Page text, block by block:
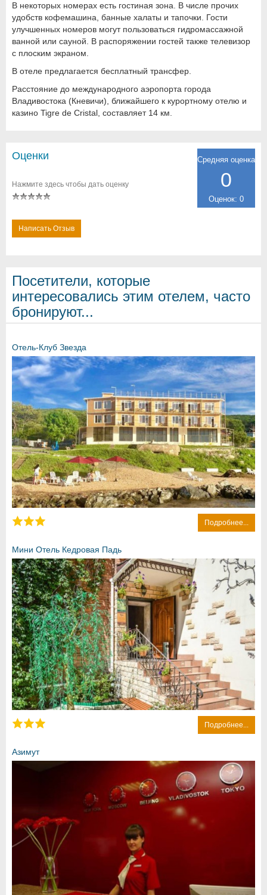
В некоторых номерах есть гостиная зона. В числе прочих
удобств кофемашина, банные халаты и тапочки. Гости
улучшенных номеров могут пользоваться гидромассажной
ванной или сауной. В распоряжении гостей также телевизор
с плоским экраном.
В отеле предлагается бесплатный трансфер.
Расстояние до международного аэропорта города
Владивостока (Кневичи), ближайшего к курортному отелю и
казино Tigre de Cristal, составляет 14 км.
Средняя оценка
0
Оценок: 0
Оценки
Нажмите здесь чтобы дать оценку
Написать Отзыв
Посетители, которые
интересовались этим отелем, часто
бронируют...
Отель-Клуб Звезда
Подробнее...
Мини Отель Кедровая Падь
Подробнее...
Азимут